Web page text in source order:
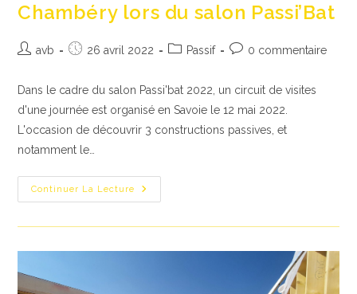
Chambéry lors du salon Passi’Bat
Auteur/autrice
la
avb
Publication
26 avril 2022
PostPassif
Commentaires
0 commentaire
Dans le cadre du salon Passi'bat 2022, un circuit de visites
d'une journée est organisé en Savoie le 12 mai 2022.
L'occasion de découvrir 3 constructions passives, et
notamment le…
Continuer La Lecture
Visite
Du
De